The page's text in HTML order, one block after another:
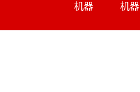
机器 机器